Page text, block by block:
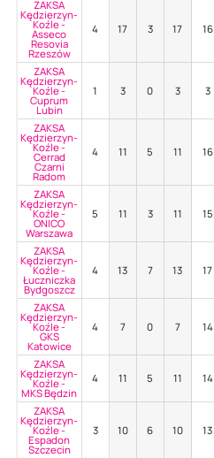
ZAKSA
Kędzierzyn-
Koźle -
Asseco
Resovia
Rzeszów
4 17 3 17 16
ZAKSA
Kędzierzyn-
Koźle -
Cuprum
Lubin
1 3 0 3 3
ZAKSA
Kędzierzyn-
Koźle -
Cerrad
Czarni
Radom
4 11 5 11 16
ZAKSA
Kędzierzyn-
Koźle -
ONICO
Warszawa
5 11 3 11 15
ZAKSA
Kędzierzyn-
Koźle -
Łuczniczka
Bydgoszcz
4 13 7 13 17
ZAKSA
Kędzierzyn-
Koźle -
GKS
Katowice
4 7 0 7 14
ZAKSA
Kędzierzyn-
Koźle -
MKS Będzin
4 11 5 11 14
ZAKSA
Kędzierzyn-
Koźle -
Espadon
Szczecin
3 10 6 10 13